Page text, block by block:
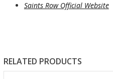
Saints Row Official Website
RELATED PRODUCTS